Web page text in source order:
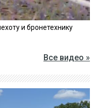
и бронетехнику
Все видео »